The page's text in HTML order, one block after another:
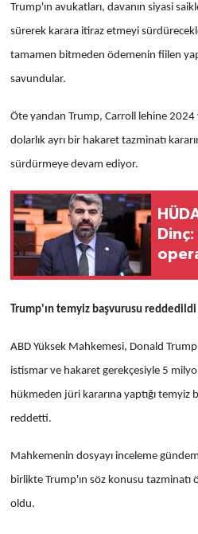
Trump'ın avukatları, davanın siyasi
sürerek karara itiraz etmeyi
tamamen bitmeden ödemenin fiilen
savundular.
Öte yandan Trump, Carroll lehine 2024
dolarlık ayrı bir hakaret tazminatı
sürdürmeye devam ediyor.
Trump'ın temyiz başvurusu reddedildi
ABD Yüksek Mahkemesi, Donald
istismar ve hakaret gerekçesiyle 5
hükmeden jüri kararına yaptığı
reddetti.
Mahkemenin dosyayı inceleme
birlikte Trump'ın söz konusu tazminatı
oldu.